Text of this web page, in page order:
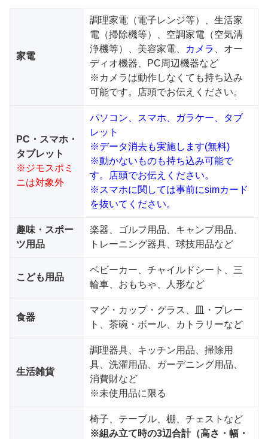
家電
調理家電（電子レンジ等）、生活家
電（掃除機等）、空調家電（空気清
浄機等）、美容家電、
カメラ
、オー
ディオ機器、PC周辺機器など
※カメラは動作しなくても持ち込み
可能です。店頭でお伝えください。
PC・スマホ・
タブレット
※ジモスポミ
ニは対象外
パソコン、スマホ、ガラケー、タブ
レット
※データ消去も実施します(無料)
※動かないものも持ち込み可能で
す。店頭でお伝えください。
※スマホに関しては事前にsimカード
を抜いてください。
趣味・スポー
ツ用品
楽器、ゴルフ用品、キャンプ用品、
トレーニング器具、球技用品など
こども用品
ベビーカー、チャイルドシート、三
輪車、おもちゃ、人形など
食器
マグ・カップ・グラス、皿・プレー
ト、茶碗・ボール、カトラリーなど
生活雑貨
調理器具、キッチン用品、掃除用
具、洗濯用品、ガーデニング用品、
消費財など
※未使用品に限る
椅子、テーブル、棚、チェストなど
※組み立て時の3辺合計（高さ・幅・